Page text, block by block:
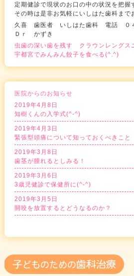
定期健診で現状のお口の中の状況を把握
その時は是非お気軽にいしはた歯科まで
久喜 歯医者 いしはた歯科 電話 ０
Ｄｒ かずき
虫歯の深い歯を残す クラウンレングス
宇都宮でみんみん餃子を食べる(^.^)
医院からのお知らせ
2019年4月8日
知樹くんの入学式(^-^)
2019年4月3日
緊張型頭痛について知っておくべきこと
2019年3月8日
歯茎が腫れるとしみる！
2019年3月6日
3歳児健診で保健所に(^-^)
2019年3月5日
開咬を放置するとどうなるのか？